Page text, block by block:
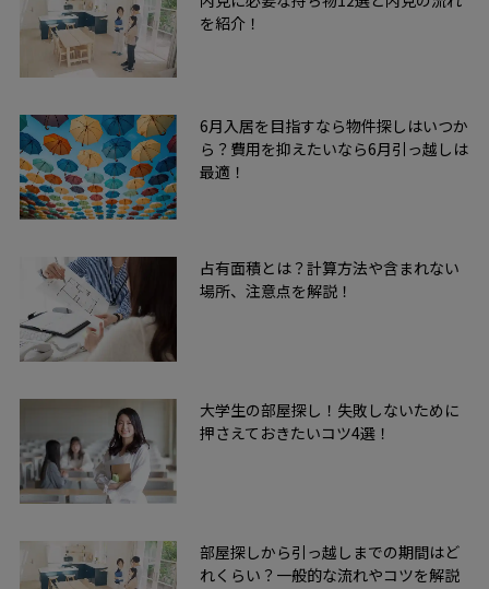
を紹介！
6月入居を目指すなら物件探しはいつか
ら？費用を抑えたいなら6月引っ越しは
最適！
占有面積とは？計算方法や含まれない
場所、注意点を解説！
大学生の部屋探し！失敗しないために
押さえておきたいコツ4選！
部屋探しから引っ越しまでの期間はど
れくらい？一般的な流れやコツを解説